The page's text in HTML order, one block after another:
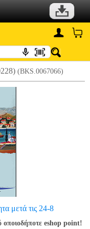
(BKS.0067066)
μετά τις 24-8
eshop point!